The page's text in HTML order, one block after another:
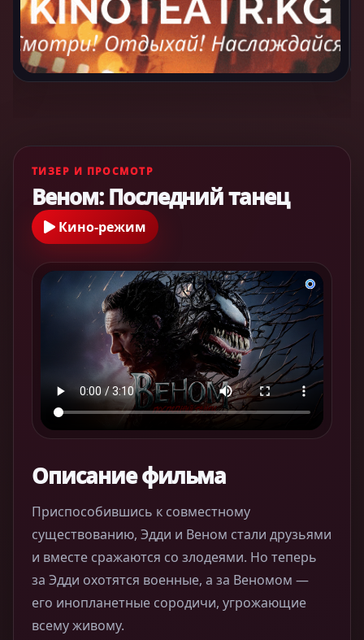
ТИЗЕР И ПРОСМОТР
Веном: Последний танец
Кино-режим
Описание фильма
Приспособившись к совместному
существованию, Эдди и Веном стали друзьями
и вместе сражаются со злодеями. Но теперь
за Эдди охотятся военные, а за Веномом —
его инопланетные сородичи, угрожающие
всему живому.